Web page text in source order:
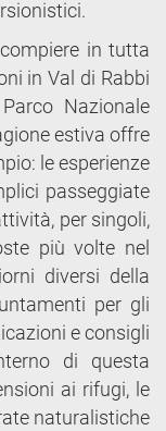
in tutta
in Val di Rabbi
Nazionale
estiva offre
le esperienze
passeggiate
per singoli,
più volte nel
diversi della
per gli
e consigli
di questa
ai rifugi, le
naturalistiche